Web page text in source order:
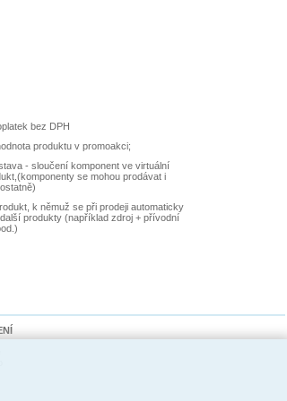
bez DPH
produktu v promoakci;
- sloučení komponent ve virtuální
se mohou prodávat i
k němuž se při prodeji automaticky
produkty (například zdroj + přívodní